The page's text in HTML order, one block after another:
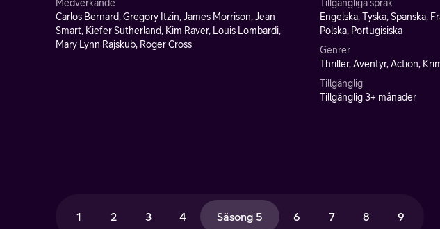
Medverkande
Carlos Bernard, Gregory Itzin, James Morrison, Jean
Smart, Kiefer Sutherland, Kim Raver, Louis Lombardi,
Mary Lynn Rajskub, Roger Cross
Tillgängliga språk
Engelska, Tyska, Spanska,
Polska, Portugisiska
Genrer
Thriller, Äventyr, Action,
Tillgänglig
Tillgänglig 3+ månader
1 2 3 4 Säsong 5 6 7 8 9